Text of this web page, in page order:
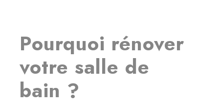
Pourquoi rénover
votre salle de
bain ?